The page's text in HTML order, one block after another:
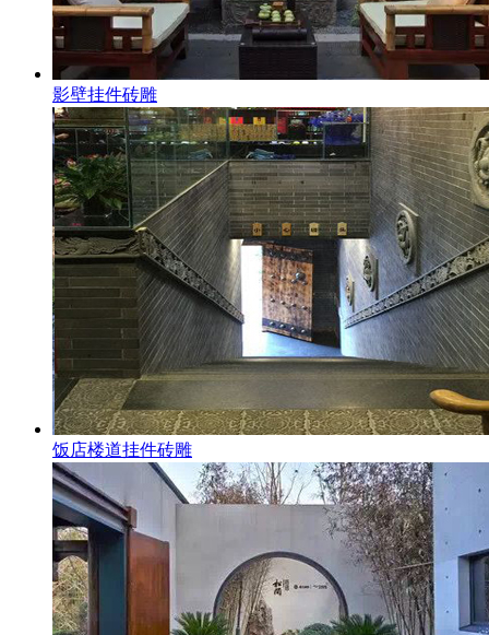
影壁挂件砖雕
饭店楼道挂件砖雕